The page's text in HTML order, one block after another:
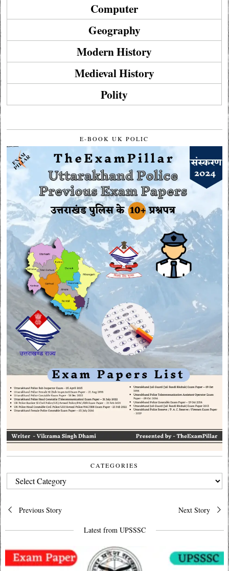
Computer
Geography
Modern History
Medieval History
Polity
E-BOOK UK POLIC
CATEGORIES
CATEGORIES
Post
navigation
Previous Story Next Story
Latest from UPSSSC